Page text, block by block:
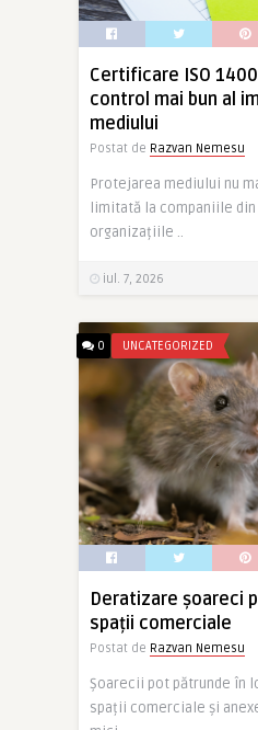
Certificare ISO
control mai bun al
mediului
Postat de Razvan Nemesu
Protejarea mediului nu
limitată la companiile
organizațiile ..
iul. 7, 2026
0 UNCATEGORIZED
Deratizare șoareci
spații comerciale
Postat de Razvan Nemesu
Șoarecii pot pătrunde în
spații comerciale și